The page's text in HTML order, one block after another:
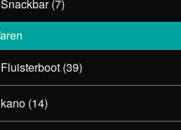
Snackbar (7)
Fluisterboot (39)
kano (14)